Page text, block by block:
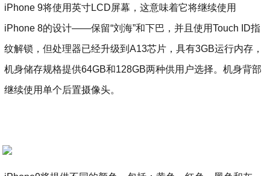
iPhone 9将使用英寸LCD屏幕，这意味着它将继续使用
iPhone 8的设计——保留“刘海”和下巴，并且使用Touch ID指
纹解锁，但处理器已经升级到A13芯片，具有3GB运行内存，
机身储存规格提供64GB和128GB两种供用户选择。机身背部
继续使用单个后置摄像头。